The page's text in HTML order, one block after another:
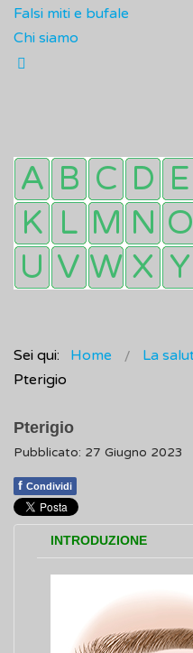
Falsi miti e bufale
Chi siamo
Sei qui: Home La
Pterigio
Pterigio
Pubblicato: 27 Giugno 2023
f Condividi
INTRODUZIONE